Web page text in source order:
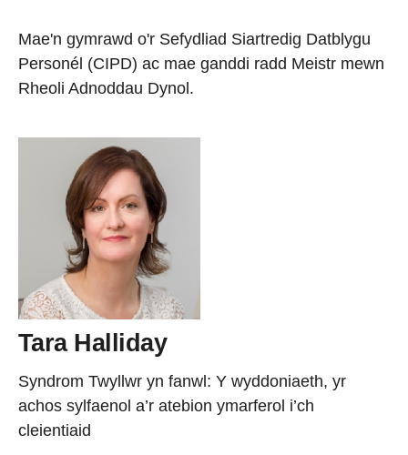
Mae'n gymrawd o'r Sefydliad Siartredig Datblygu
Personél (CIPD) ac mae ganddi radd Meistr mewn
Rheoli Adnoddau Dynol.
Tara Halliday
Syndrom Twyllwr yn fanwl: Y wyddoniaeth, yr
achos sylfaenol a’r atebion ymarferol i’ch
cleientiaid